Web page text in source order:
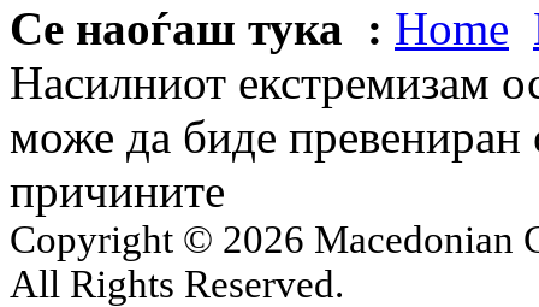
Се наоѓаш тука : Home
Насилниот екстремизам
може да биде превениран
причините
Copyright © 2026 Macedonian
All Rights Reserved.